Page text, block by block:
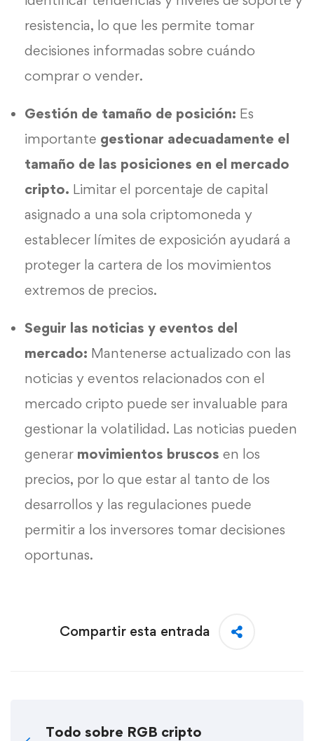
resistencia, lo que les permite tomar
decisiones informadas sobre cuándo
comprar o vender.
Gestión de tamaño de posición: Es
importante gestionar adecuadamente el
tamaño de las posiciones en el mercado
cripto. Limitar el porcentaje de capital
asignado a una sola criptomoneda y
establecer límites de exposición ayudará a
proteger la cartera de los movimientos
extremos de precios.
Seguir las noticias y eventos del
mercado: Mantenerse actualizado con las
noticias y eventos relacionados con el
mercado cripto puede ser invaluable para
gestionar la volatilidad. Las noticias pueden
generar movimientos bruscos en los
precios, por lo que estar al tanto de los
desarrollos y las regulaciones puede
permitir a los inversores tomar decisiones
oportunas.
Compartir esta entrada
Todo sobre RGB cripto